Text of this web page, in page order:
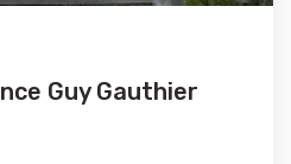
Guy Gauthier